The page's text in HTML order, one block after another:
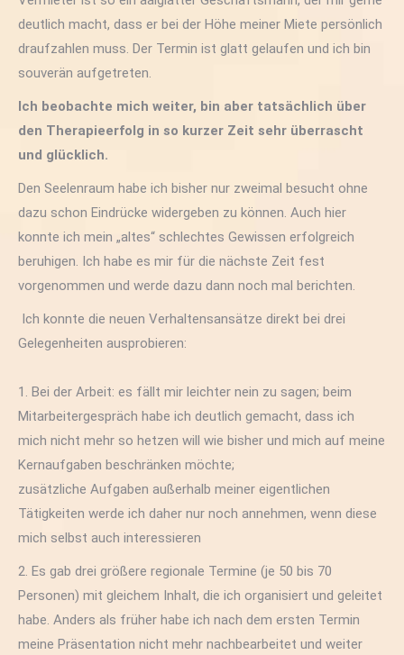
deutlich macht, dass er bei der Höhe meiner Miete persönlich
draufzahlen muss. Der Termin ist glatt gelaufen und ich bin
souverän aufgetreten.
Ich beobachte mich weiter, bin aber tatsächlich über
den Therapieerfolg in so kurzer Zeit sehr überrascht
und glücklich.
Den Seelenraum habe ich bisher nur zweimal besucht ohne
dazu schon Eindrücke widergeben zu können. Auch hier
konnte ich mein „altes“ schlechtes Gewissen erfolgreich
beruhigen. Ich habe es mir für die nächste Zeit fest
vorgenommen und werde dazu dann noch mal berichten.
Ich konnte die neuen Verhaltensansätze direkt bei drei
Gelegenheiten ausprobieren:
1. Bei der Arbeit: es fällt mir leichter nein zu sagen; beim
Mitarbeitergespräch habe ich deutlich gemacht, dass ich
mich nicht mehr so hetzen will wie bisher und mich auf meine
Kernaufgaben beschränken möchte;
zusätzliche Aufgaben außerhalb meiner eigentlichen
Tätigkeiten werde ich daher nur noch annehmen, wenn diese
mich selbst auch interessieren
2. Es gab drei größere regionale Termine (je 50 bis 70
Personen) mit gleichem Inhalt, die ich organisiert und geleitet
habe. Anders als früher habe ich nach dem ersten Termin
meine Präsentation nicht mehr nachbearbeitet und weiter